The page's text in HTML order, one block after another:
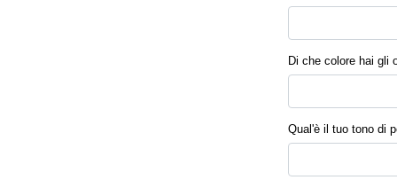
Di che colore hai gli
Qual'è il tuo tono di